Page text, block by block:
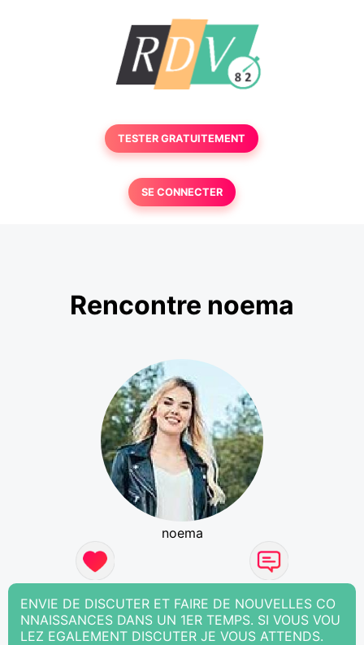
TESTER GRATUITEMENT
SE CONNECTER
Rencontre noema
noema
ENVIE DE DISCUTER ET FAIRE DE NOUVELLES CO
NNAISSANCES DANS UN 1ER TEMPS. SI VOUS VOU
LEZ EGALEMENT DISCUTER JE VOUS ATTENDS.